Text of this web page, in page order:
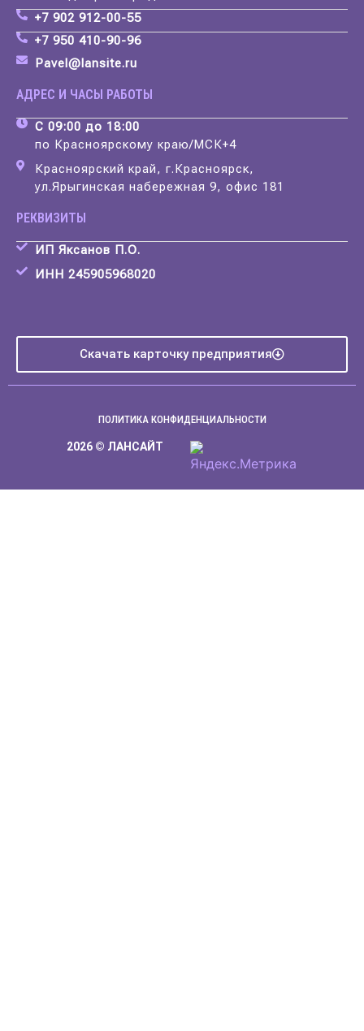
+7 902 912-00-55
+7 950 410-90-96
Pavel@lansite.ru
АДРЕС И ЧАСЫ РАБОТЫ
С 09:00 до 18:00
по Красноярскому краю/МСК+4
Красноярский край, г.Красноярск,
ул.Ярыгинская набережная 9, офис 181
РЕКВИЗИТЫ
ИП Яксанов П.О.
ИНН 245905968020
Скачать карточку предприятия
ПОЛИТИКА КОНФИДЕНЦИАЛЬНОСТИ
2026 © ЛАНСАЙТ